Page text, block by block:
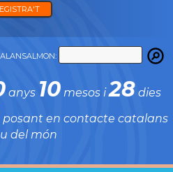
anys 10mesos i28 dies
posant en contacte catalans
del món